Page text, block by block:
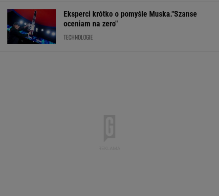
Eksperci krótko o pomyśle Muska."Szanse
oceniam na zero"
TECHNOLOGIE